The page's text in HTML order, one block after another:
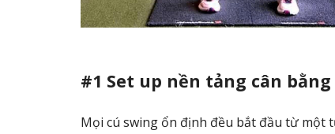
#1 Set up nền tảng cân
Mọi cú swing ổn định đều bắt đầu từ một